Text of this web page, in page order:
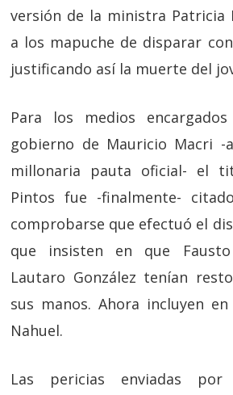
versión de la ministra Patricia
a los mapuche de disparar
justificando así la muerte del
Para los medios
gobierno de Mauricio Macri -
millonaria pauta oficial- el
Pintos fue -finalmente-
comprobarse que efectuó el
que insisten en que
Lautaro González tenían
sus manos. Ahora incluyen
Nahuel.
Las pericias enviadas